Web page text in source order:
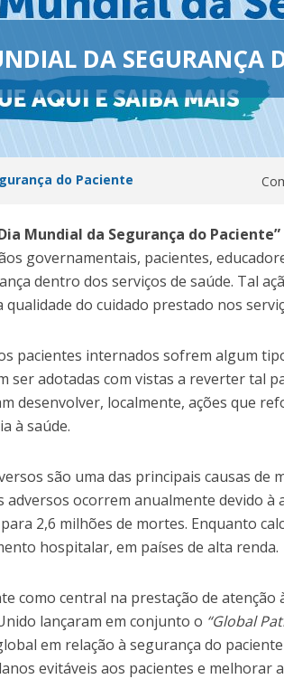
DA SEGURANÇA
do Paciente
Mundial da Segurança do Paciente”
governamentais, pacientes,
dentro dos serviços de saúde. Tal
do cuidado prestado nos
pacientes internados sofrem algum
ser adotadas com vistas a reverter tal
desenvolver, localmente, ações que
à saúde.
são uma das principais causas de
adversos ocorrem anualmente devido
2,6 milhões de mortes. Enquanto
hospitalar, em países de alta renda.
como central na prestação de
lançaram em conjunto o “Global
em relação à segurança do
evitáveis aos pacientes e melhorar